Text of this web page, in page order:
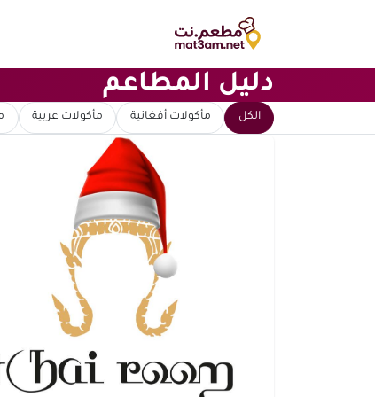
دليل المطاعم
ابحث عن مطعم
الكل مأكولات أفغانية مأكولات عربية
ترتيب حسب